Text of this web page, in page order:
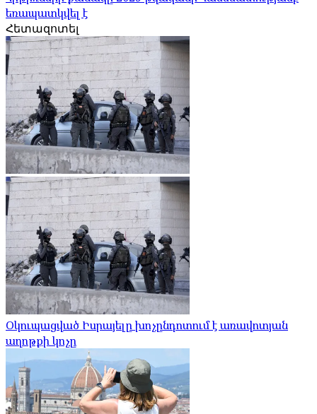
եռապատկվել է
Հետազոտել
Օկուպացված Իսրայելը խոչընդոտում է առավոտյան
աղոթքի կոչը